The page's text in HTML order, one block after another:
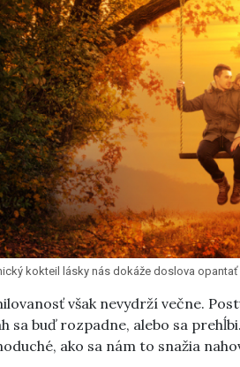
kokteil lásky nás dokáže doslova
však nevydrží večne.
sa buď rozpadne, alebo sa
ako sa nám to snažia